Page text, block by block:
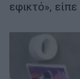
εφικτό», είπε